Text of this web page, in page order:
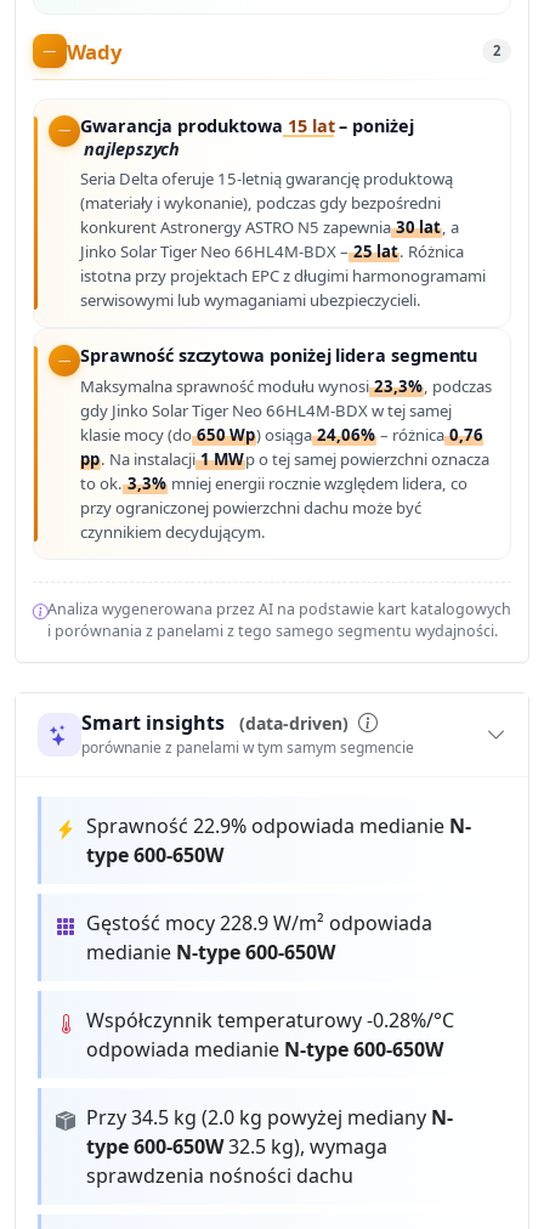
Wady 2
Gwarancja produktowa 15 lat– poniżej
najlepszych
Seria Delta oferuje 15-letnią gwarancję produktową
(materiały i wykonanie), podczas gdy bezpośredni
konkurent Astronergy ASTRO N5 zapewnia30 lat, a
Jinko Solar Tiger Neo 66HL4M-BDX –25 lat. Różnica
istotna przy projektach EPC z długimi harmonogramami
serwisowymi lub wymaganiami ubezpieczycieli.
Sprawność szczytowa poniżej lidera segmentu
Maksymalna sprawność modułu wynosi23,3%, podczas
gdy Jinko Solar Tiger Neo 66HL4M-BDX w tej samej
klasie mocy (do650 Wp) osiąga24,06% – różnica0,76
pp. Na instalacji1 MWp o tej samej powierzchni oznacza
to ok.3,3% mniej energii rocznie względem lidera, co
przy ograniczonej powierzchni dachu może być
czynnikiem decydującym.
Analiza wygenerowana przez AI na podstawie kart katalogowych
i porównania z panelami z tego samego segmentu wydajności.
Smart insights (data-driven)
porównanie z panelami w tym samym segmencie
Sprawność 22.9% odpowiada medianie N-
type 600-650W
Gęstość mocy 228.9 W/m² odpowiada
medianie N-type 600-650W
Współczynnik temperaturowy -0.28%/°C
odpowiada medianie N-type 600-650W
Przy 34.5 kg (2.0 kg powyżej mediany N-
type 600-650W32.5 kg), wymaga
sprawdzenia nośności dachu